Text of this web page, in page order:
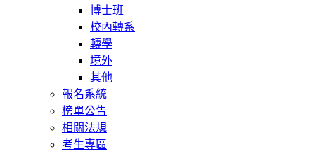
博士班
校內轉系
轉學
境外
其他
報名系統
榜單公告
相關法規
考生專區